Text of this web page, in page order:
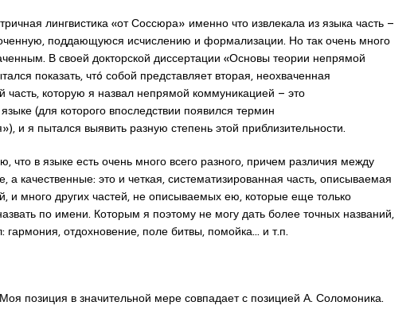
лингвистика «от Соссюра» именно что извлекала из языка часть –
поддающуюся исчислению и формализации. Но так очень много
В своей докторской диссертации «Основы теории непрямой
показать, чтó собой представляет вторая, неохваченная
часть, которую я назвал непрямой коммуникацией – это
(для которого впоследствии появился термин
и я пытался выявить разную степень этой приблизительности.
что в языке есть очень много всего разного, причем различия между
а качественные: это и четкая, систематизированная часть, описываемая
и много других частей, не описываемых ею, которые еще только
по имени. Которым я поэтому не могу дать более точных названий,
гармония, отдохновение, поле битвы, помойка… и т.п.
Моя позиция в значительной мере совпадает с позицией А. Соломоника.